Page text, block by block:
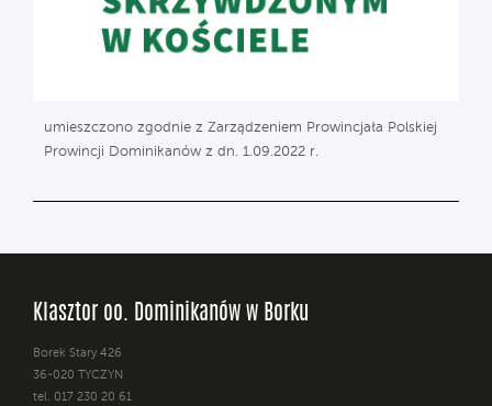
umieszczono zgodnie z Zarządzeniem Prowincjała Polskiej
Prowincji Dominikanów z dn. 1.09.2022 r.
Klasztor oo. Dominikanów w Borku
Borek Stary 426
36-020 TYCZYN
tel. 017 230 20 61